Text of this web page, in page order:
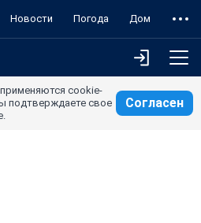
Новости Погода Дом
cookie-
подтверждаете свое
Согласен